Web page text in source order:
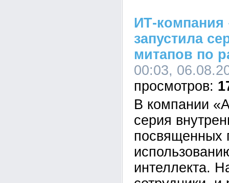
ИТ-компания
запустила
митапов по
00:03,
В компании
серия
посвященных
интеллекта.